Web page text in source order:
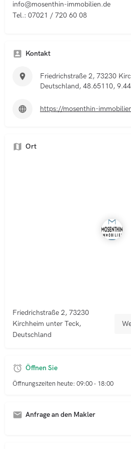
info@mosenthin-immobilien.de
Tel.: 07021 / 720 60 08
Kontakt
Friedrichstraße 2, 73230
Deutschland, 48.65110,
https://mosenthin-
Ort
Friedrichstraße 2, 73230
Kirchheim unter Teck,
Deutschland
Öffnen Sie
Öffnungszeiten heute: 09:00 - 18:00
Anfrage an den Makler